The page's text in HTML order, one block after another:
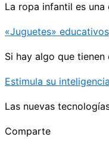
La ropa infantil es
«Juguetes» educativos
Si hay algo que
Estimula su
Las nuevas
Comparte